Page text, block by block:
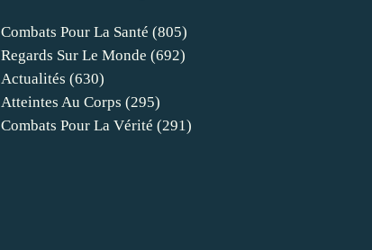
Combats Pour La Santé (805)
Regards Sur Le Monde (692)
Actualités (630)
Atteintes Au Corps (295)
Combats Pour La Vérité (291)